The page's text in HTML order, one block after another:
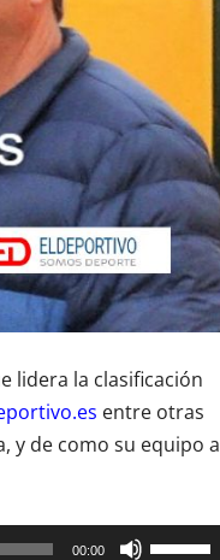
lidera la clasificación
entre otras
y de como su equipo a
00:00
Utiliza